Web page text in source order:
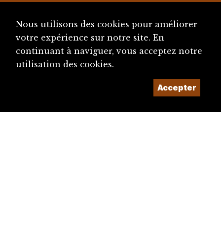
Nous utilisons des cookies pour améliorer
votre expérience sur notre site. En
continuant à naviguer, vous acceptez notre
utilisation des cookies.
Accepter